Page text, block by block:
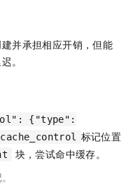
并承担相应开销，但能
。
{"type":
cache_control
标记位置
块，尝试命中缓存。